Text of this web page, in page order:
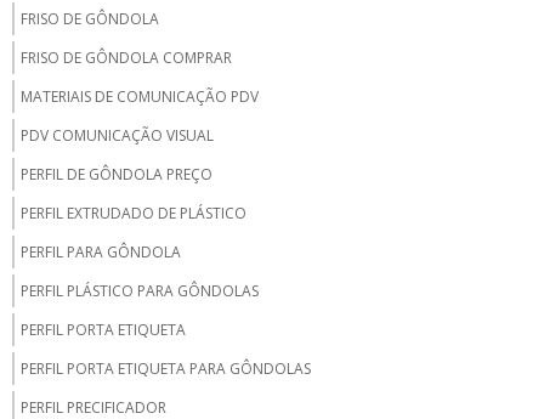
FRISO DE GÔNDOLA
FRISO DE GÔNDOLA COMPRAR
MATERIAIS DE COMUNICAÇÃO PDV
PDV COMUNICAÇÃO VISUAL
PERFIL DE GÔNDOLA PREÇO
PERFIL EXTRUDADO DE PLÁSTICO
PERFIL PARA GÔNDOLA
PERFIL PLÁSTICO PARA GÔNDOLAS
PERFIL PORTA ETIQUETA
PERFIL PORTA ETIQUETA PARA GÔNDOLAS
PERFIL PRECIFICADOR